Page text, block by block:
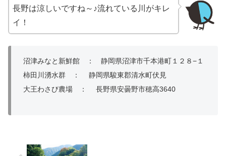
長野は涼しいですね～♪流れている川がキレ
イ！
沼津みなと新鮮館 ： 静岡県沼津市千本港町１２８−１
柿田川湧水群 ： 静岡県駿東郡清水町伏見
大王わさび農場 ： 長野県安曇野市穂高3640